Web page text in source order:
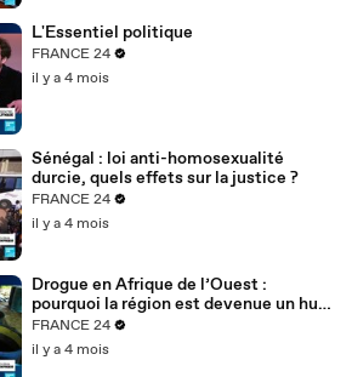
L'Essentiel politique
FRANCE 24
il y a 4 mois
Sénégal : loi anti-homosexualité
durcie, quels effets sur la justice ?
FRANCE 24
il y a 4 mois
Drogue en Afrique de l’Ouest :
pourquoi la région est devenue un hub
mondial
FRANCE 24
il y a 4 mois